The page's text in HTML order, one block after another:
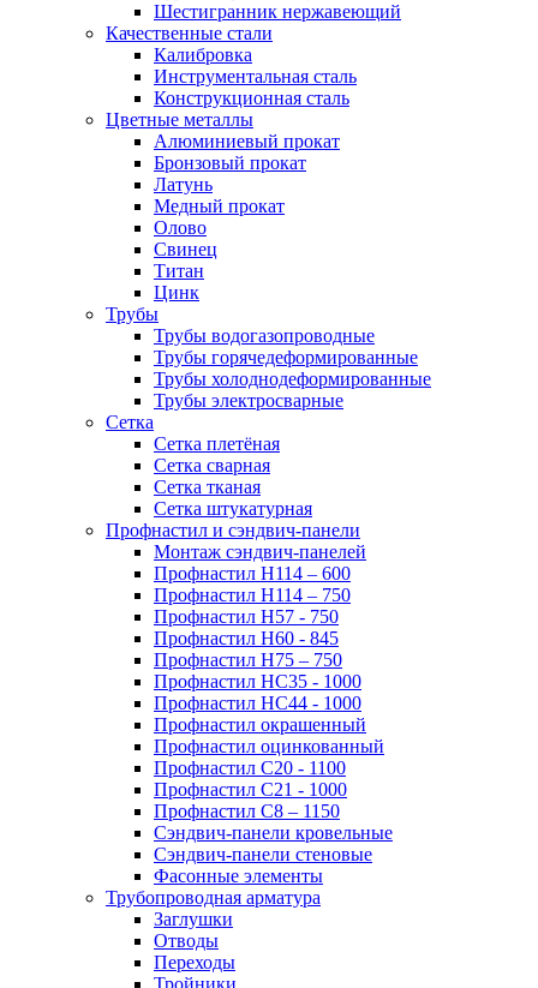
Шестигранник нержавеющий
Качественные стали
Калибровка
Инструментальная сталь
Конструкционная сталь
Цветные металлы
Алюминиевый прокат
Бронзовый прокат
Латунь
Медный прокат
Олово
Свинец
Титан
Цинк
Трубы
Трубы водогазопроводные
Трубы горячедеформированные
Трубы холоднодеформированные
Трубы электросварные
Сетка
Сетка плетёная
Сетка сварная
Сетка тканая
Сетка штукатурная
Профнастил и сэндвич-панели
Монтаж сэндвич-панелей
Профнастил Н114 – 600
Профнастил Н114 – 750
Профнастил Н57 - 750
Профнастил Н60 - 845
Профнастил Н75 – 750
Профнастил НС35 - 1000
Профнастил НС44 - 1000
Профнастил окрашенный
Профнастил оцинкованный
Профнастил С20 - 1100
Профнастил С21 - 1000
Профнастил С8 – 1150
Сэндвич-панели кровельные
Сэндвич-панели стеновые
Фасонные элементы
Трубопроводная арматура
Заглушки
Отводы
Переходы
Тройники